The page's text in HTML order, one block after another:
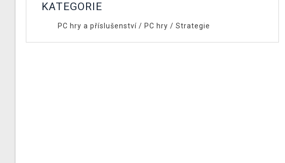
KATEGORIE
PC hry a příslušenství/ PC hry / Strategie